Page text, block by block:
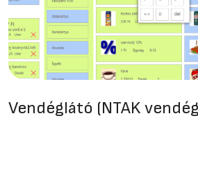
Vendéglátó (NTAK